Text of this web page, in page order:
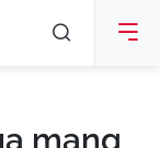
mạng